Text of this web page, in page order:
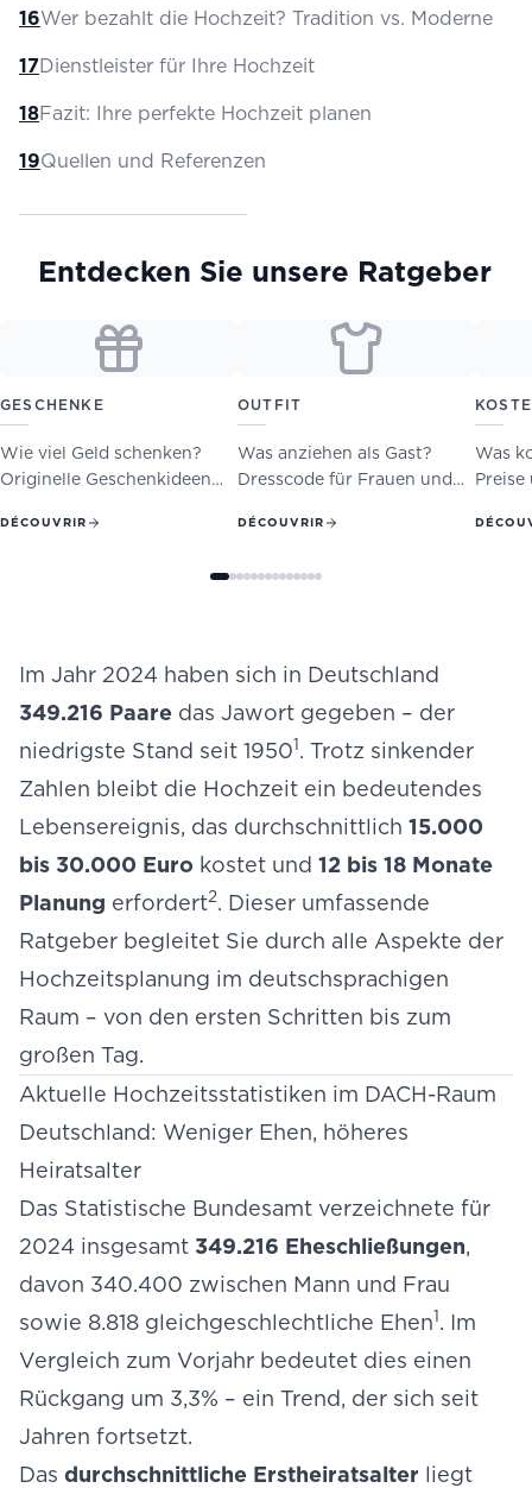
16Wer bezahlt die Hochzeit? Tradition vs. Moderne
17Dienstleister für Ihre Hochzeit
18Fazit: Ihre perfekte Hochzeit planen
19Quellen und Referenzen
Entdecken Sie unsere Ratgeber
GESCHENKE
Wie viel Geld schenken?
Originelle Geschenkideen
DÉCOUVRIR
OUTFIT
Was anziehen als Gast?
Dresscode für Frauen und
DÉCOUVRIR
Was
Preise
Im Jahr 2024 haben sich in Deutschland
349.216 Paare das Jawort gegeben – der
niedrigste Stand seit 19501. Trotz sinkender
Zahlen bleibt die Hochzeit ein bedeutendes
Lebensereignis, das durchschnittlich 15.000
bis 30.000 Euro kostet und 12 bis 18 Monate
Planung erfordert2. Dieser umfassende
Ratgeber begleitet Sie durch alle Aspekte der
Hochzeitsplanung im deutschsprachigen
Raum – von den ersten Schritten bis zum
großen Tag.
Aktuelle Hochzeitsstatistiken im DACH-Raum
Deutschland: Weniger Ehen, höheres
Heiratsalter
Das Statistische Bundesamt verzeichnete für
2024 insgesamt 349.216 Eheschließungen,
davon 340.400 zwischen Mann und Frau
sowie 8.818 gleichgeschlechtliche Ehen1. Im
Vergleich zum Vorjahr bedeutet dies einen
Rückgang um 3,3% – ein Trend, der sich seit
Jahren fortsetzt.
Das durchschnittliche Erstheiratsalter liegt